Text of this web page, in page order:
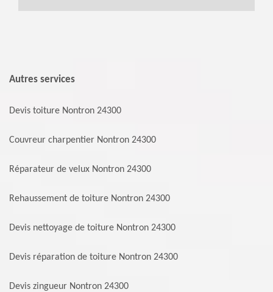
Autres services
Devis toiture Nontron 24300
Couvreur charpentier Nontron 24300
Réparateur de velux Nontron 24300
Rehaussement de toiture Nontron 24300
Devis nettoyage de toiture Nontron 24300
Devis réparation de toiture Nontron 24300
Devis zingueur Nontron 24300